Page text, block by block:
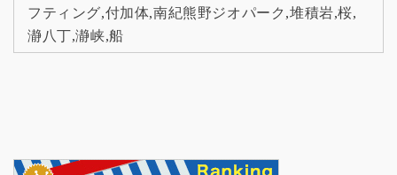
フティング,付加体,南紀熊野ジオパーク ,堆積岩,桜,
瀞八丁,瀞峡,船